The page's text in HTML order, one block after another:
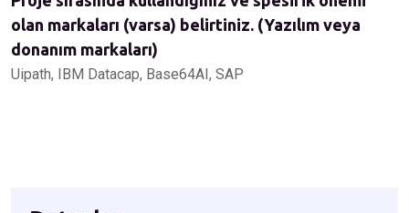
olan markaları (varsa) belirtiniz. (Yazılım veya
donanım markaları)
Uipath, IBM Datacap, Base64AI, SAP